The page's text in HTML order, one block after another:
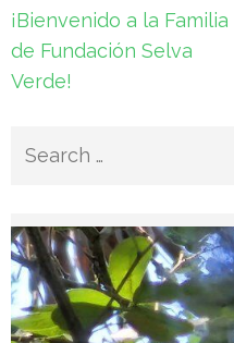
Post
navigation
¡Bienvenido a la Familia
de Fundación Selva
Verde!
Search